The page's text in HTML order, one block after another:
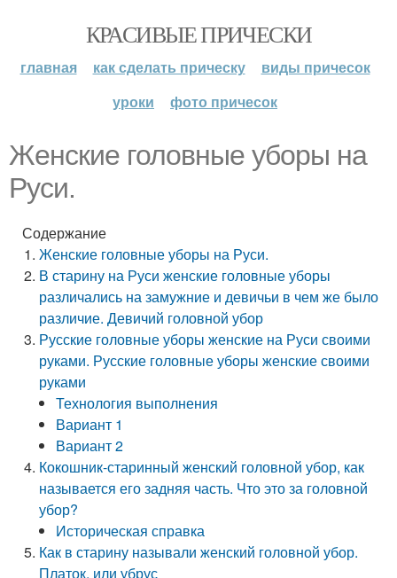
КРАСИВЫЕ ПРИЧЕСКИ
главная как сделать прическу
виды причесок
уроки
фото причесок
Женские головные уборы на
Руси.
Содержание
Женские головные уборы на Руси.
В старину на Руси женские головные уборы
различались на замужние и девичьи в чем же было
различие. Девичий головной убор
Русские головные уборы женские на Руси своими
руками. Русские головные уборы женские своими
руками
Технология выполнения
Вариант 1
Вариант 2
Кокошник-старинный женский головной убор, как
называется его задняя часть. Что это за головной
убор?
Историческая справка
Как в старину называли женский головной убор.
Платок, или убрус